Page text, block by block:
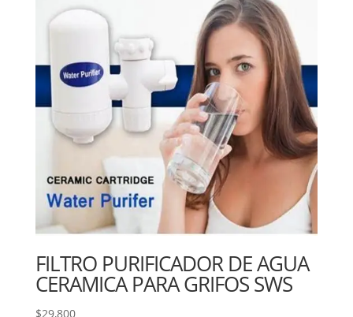
FILTRO PURIFICADOR DE AGUA
CERAMICA PARA GRIFOS SWS
$29,800